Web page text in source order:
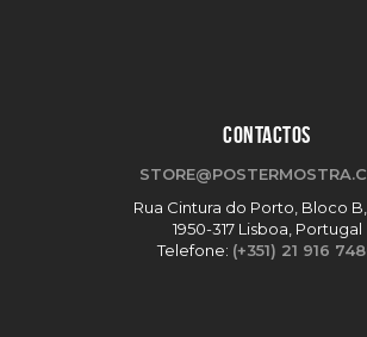
CONTACTOS
Rua Cintura do Porto, Bloco B,
1950-317 Lisboa, Portugal
Telefone: (+351) 21 916